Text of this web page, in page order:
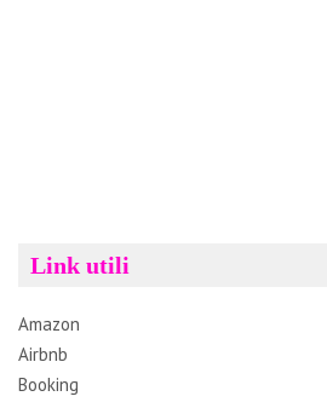
Link utili
Amazon
Airbnb
Booking